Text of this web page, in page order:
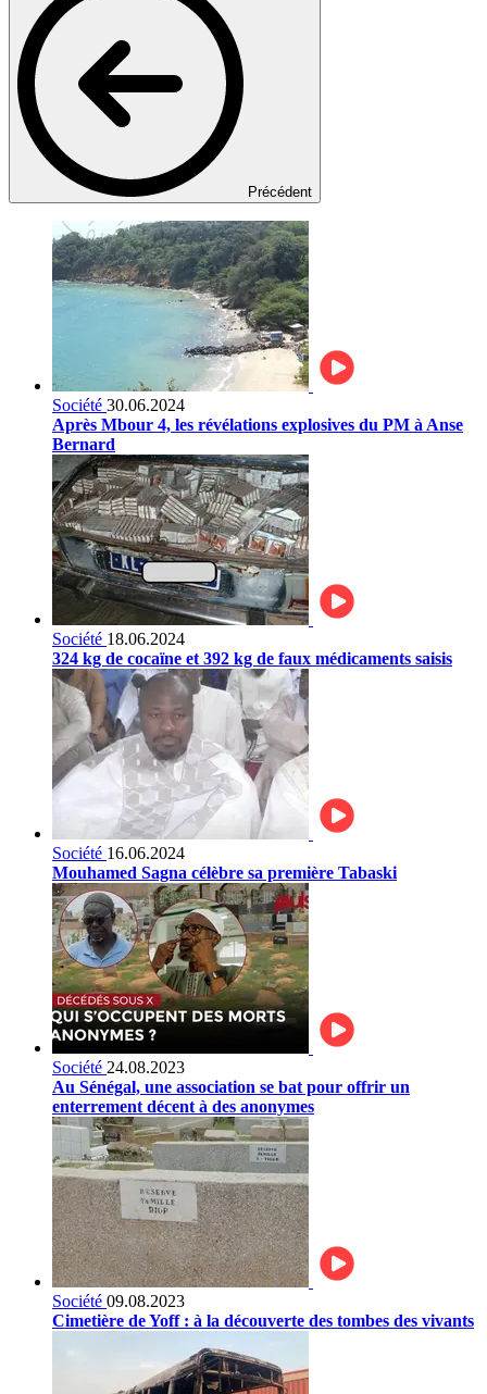
Précédent
Société 30.06.2024
Après Mbour 4, les révélations explosives du PM à Anse
Bernard
Société 18.06.2024
324 kg de cocaïne et 392 kg de faux médicaments saisis
Société 16.06.2024
Mouhamed Sagna célèbre sa première Tabaski
Société 24.08.2023
Au Sénégal, une association se bat pour offrir un
enterrement décent à des anonymes
Société 09.08.2023
Cimetière de Yoff : à la découverte des tombes des vivants